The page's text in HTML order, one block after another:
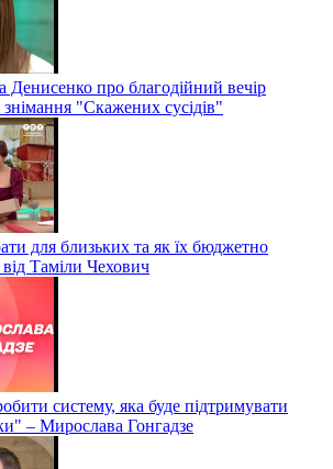
Денисенко про благодійний вечір
"Скажених сусідів"
для близьких та як їх бюджетно
Таміли Чехович
систему, яка буде підтримувати
– Мирослава Гонгадзе